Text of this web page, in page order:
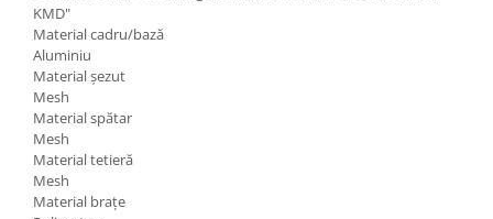
KMD"
Material cadru/bază
Aluminiu
Material șezut
Mesh
Material spătar
Mesh
Material tetieră
Mesh
Material brațe